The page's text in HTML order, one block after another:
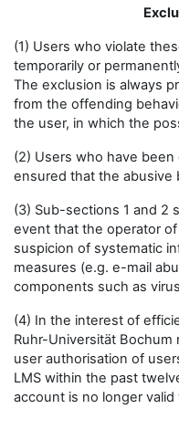
(1) Users who violate
temporarily or
The exclusion is always
from the offending
the user, in which the
(2) Users who have
ensured that the abusive
(3) Sub-sections 1 and 2
event that the operator
suspicion of systematic
measures (e.g. e-mail
components such as
(4) In the interest of
Ruhr-Universität
user authorisation of
LMS within the past
account is no longer